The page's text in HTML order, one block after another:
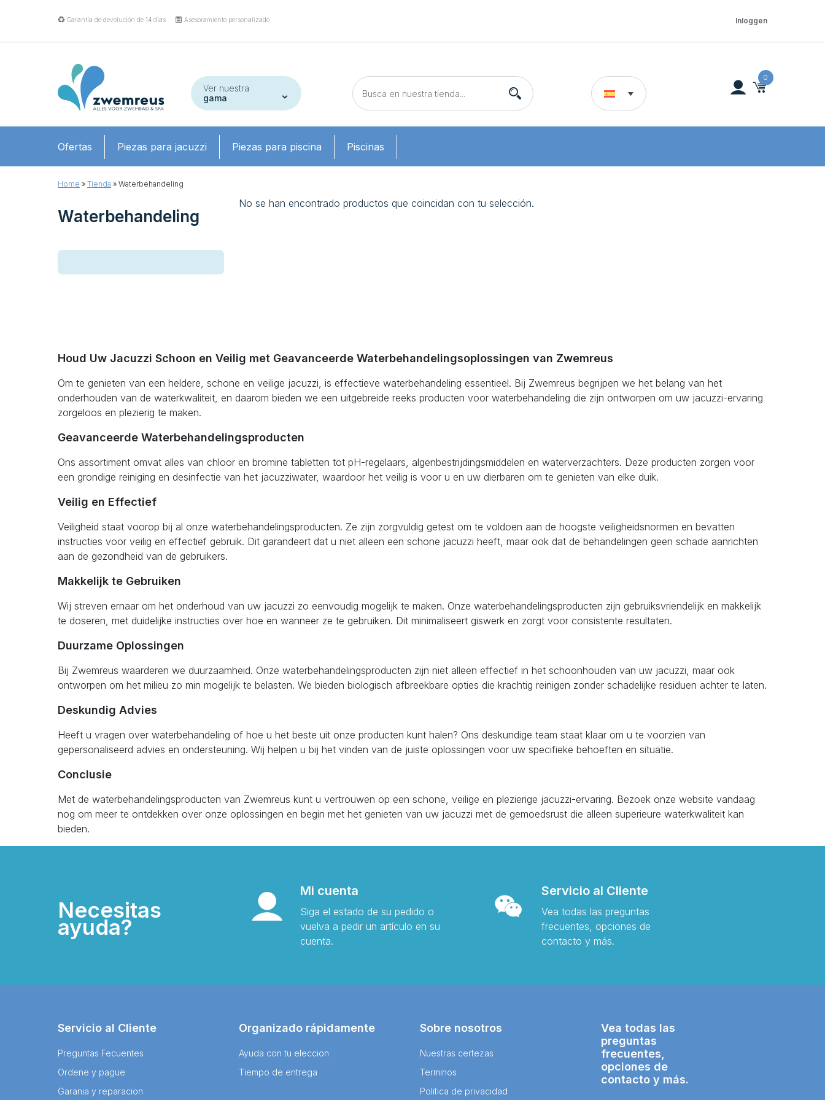
Garantía de devolución de 14 días Asesoramiento personalizado Inloggen
Ver nuestra
gama
0
Ofertas Piezas para jacuzzi Piezas para piscina Piscinas
Home » Tienda » Waterbehandeling
Waterbehandeling
No se han encontrado productos que coincidan con tu selección.
Houd Uw Jacuzzi Schoon en Veilig met Geavanceerde Waterbehandelingsoplossingen van Zwemreus
Om te genieten van een heldere, schone en veilige jacuzzi, is effectieve waterbehandeling essentieel. Bij Zwemreus begrijpen we het belang van het
onderhouden van de waterkwaliteit, en daarom bieden we een uitgebreide reeks producten voor waterbehandeling die zijn ontworpen om uw jacuzzi-ervaring
zorgeloos en plezierig te maken.
Geavanceerde Waterbehandelingsproducten
Ons assortiment omvat alles van chloor en bromine tabletten tot pH-regelaars, algenbestrijdingsmiddelen en waterverzachters. Deze producten zorgen voor
een grondige reiniging en desinfectie van het jacuzziwater, waardoor het veilig is voor u en uw dierbaren om te genieten van elke duik.
Veilig en Effectief
Veiligheid staat voorop bij al onze waterbehandelingsproducten. Ze zijn zorgvuldig getest om te voldoen aan de hoogste veiligheidsnormen en bevatten
instructies voor veilig en effectief gebruik. Dit garandeert dat u niet alleen een schone jacuzzi heeft, maar ook dat de behandelingen geen schade aanrichten
aan de gezondheid van de gebruikers.
Makkelijk te Gebruiken
Wij streven ernaar om het onderhoud van uw jacuzzi zo eenvoudig mogelijk te maken. Onze waterbehandelingsproducten zijn gebruiksvriendelijk en makkelijk
te doseren, met duidelijke instructies over hoe en wanneer ze te gebruiken. Dit minimaliseert giswerk en zorgt voor consistente resultaten.
Duurzame Oplossingen
Bij Zwemreus waarderen we duurzaamheid. Onze waterbehandelingsproducten zijn niet alleen effectief in het schoonhouden van uw jacuzzi, maar ook
ontworpen om het milieu zo min mogelijk te belasten. We bieden biologisch afbreekbare opties die krachtig reinigen zonder schadelijke residuen achter te laten.
Deskundig Advies
Heeft u vragen over waterbehandeling of hoe u het beste uit onze producten kunt halen? Ons deskundige team staat klaar om u te voorzien van
gepersonaliseerd advies en ondersteuning. Wij helpen u bij het vinden van de juiste oplossingen voor uw specifieke behoeften en situatie.
Conclusie
Met de waterbehandelingsproducten van Zwemreus kunt u vertrouwen op een schone, veilige en plezierige jacuzzi-ervaring. Bezoek onze website vandaag
nog om meer te ontdekken over onze oplossingen en begin met het genieten van uw jacuzzi met de gemoedsrust die alleen superieure waterkwaliteit kan
bieden.
Necesitas
ayuda?
Mi cuenta
Siga el estado de su pedido o
vuelva a pedir un artículo en su
cuenta.
Servicio al Cliente
Vea todas las preguntas
frecuentes, opciones de
contacto y más.
Servicio al Cliente
Preguntas Fecuentes
Ordene y pague
Garania y reparacion
Organizado rápidamente
Ayuda con tu eleccion
Tiempo de entrega
Sobre nosotros
Nuestras certezas
Terminos
Politica de privacidad
Vea todas las
preguntas
frecuentes,
opciones de
contacto y más.